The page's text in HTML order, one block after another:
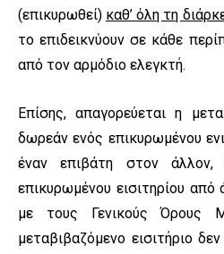
(επικυρωθεί) καθ’ όλη τη
το επιδεικνύουν σε κάθε
από τον αρμόδιο ελεγκτή.
Επίσης, απαγορεύεται η
δωρεάν ενός επικυρωμένου
έναν επιβάτη στον
επικυρωμένου εισιτηρίου
με τους Γενικούς Όρους
μεταβιβαζόμενο εισιτήριο